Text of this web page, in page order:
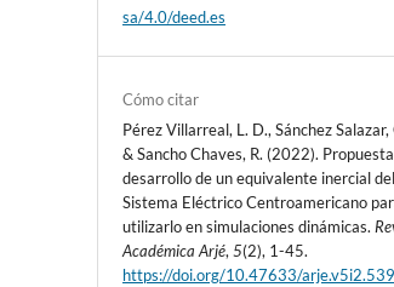
sa/4.0/deed.es
Cómo citar
Pérez Villarreal, L. D., Sánchez Salazar,
& Sancho Chaves, R. (2022).
desarrollo de un equivalente inercial del
Sistema Eléctrico Centroamericano
utilizarlo en simulaciones dinámicas.
Académica Arjé,5(2), 1-45.
https://doi.org/10.47633/arje.v5i2.539